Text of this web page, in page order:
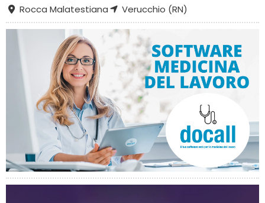
Rocca Malatestiana
Verucchio (RN)